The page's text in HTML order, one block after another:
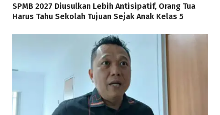
SPMB 2027 Diusulkan Lebih Antisipatif, Orang Tua
Harus Tahu Sekolah Tujuan Sejak Anak Kelas 5